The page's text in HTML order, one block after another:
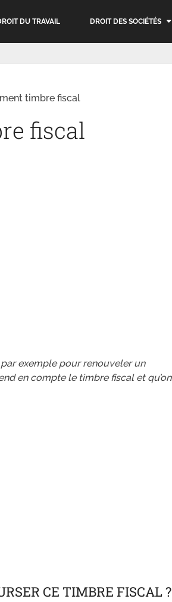
DU TRAVAIL DROIT DES SOCIÉTÉS
timbre fiscal
fiscal
par exemple pour renouveler un
en compte le timbre fiscal et qu’on
CE TIMBRE FISCAL ?